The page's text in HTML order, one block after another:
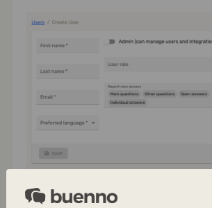
Lisää käyttäjän tiedot ja määritä